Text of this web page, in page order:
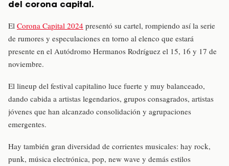
del corona capital.
El Corona Capital 2024 presentó su cartel, rompiendo así la serie
de rumores y especulaciones en torno al elenco que estará
presente en el Autódromo Hermanos Rodríguez el 15, 16 y 17 de
noviembre.
El lineup del festival capitalino luce fuerte y muy balanceado,
dando cabida a artistas legendarios, grupos consagrados, artistas
jóvenes que han alcanzado consolidación y agrupaciones
emergentes.
Hay también gran diversidad de corrientes musicales: hay rock,
punk, música electrónica, pop, new wave y demás estilos